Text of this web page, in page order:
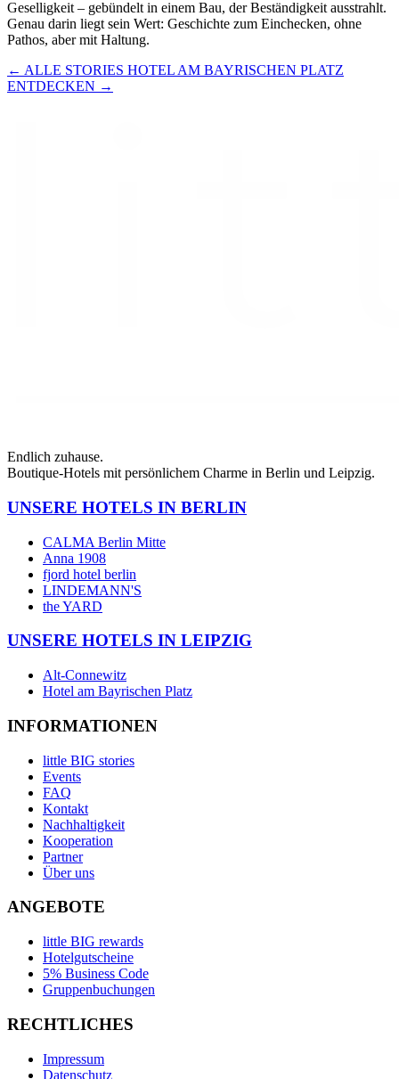
Geselligkeit – gebündelt in einem Bau, der Beständigkeit ausstrahlt.
Genau darin liegt sein Wert: Geschichte zum Einchecken, ohne
Pathos, aber mit Haltung.
← ALLE STORIES HOTEL AM BAYRISCHEN PLATZ
ENTDECKEN →
Endlich zuhause.
Boutique-Hotels mit persönlichem Charme in Berlin und Leipzig.
UNSERE HOTELS IN BERLIN
CALMA Berlin Mitte
Anna 1908
fjord hotel berlin
LINDEMANN'S
the YARD
UNSERE HOTELS IN LEIPZIG
Alt-Connewitz
Hotel am Bayrischen Platz
INFORMATIONEN
little BIG stories
Events
FAQ
Kontakt
Nachhaltigkeit
Kooperation
Partner
Über uns
ANGEBOTE
little BIG rewards
Hotelgutscheine
5% Business Code
Gruppenbuchungen
RECHTLICHES
Impressum
Datenschutz